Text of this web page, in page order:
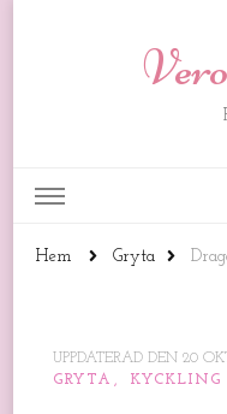
Hem Gryta
UPPDATERAD DEN 20
GRYTA
KYCKLING